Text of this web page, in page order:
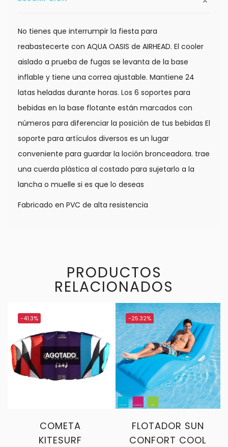
No tienes que interrumpir la fiesta para
reabastecerte con AQUA OASIS de AIRHEAD. El cooler
aislado a prueba de fugas se levanta de la base
inflable y tiene una correa ajustable. Mantiene 24
latas heladas durante horas. Los 6 soportes para
bebidas en la base flotante están marcados con
números para diferenciar la posición de tus bebidas El
soporte para artículos diversos es un lugar
conveniente para guardar la loción bronceadora. trae
una cuerda plástica al costado para sujetarlo a la
lancha o muelle si es que lo deseas
Fabricado en PVC de alta resistencia
PRODUCTOS
RELACIONADOS
-41.3%
AGOTADO
COMETA
KITESURF
-25.32%
FLOTADOR SUN
CONFORT COOL